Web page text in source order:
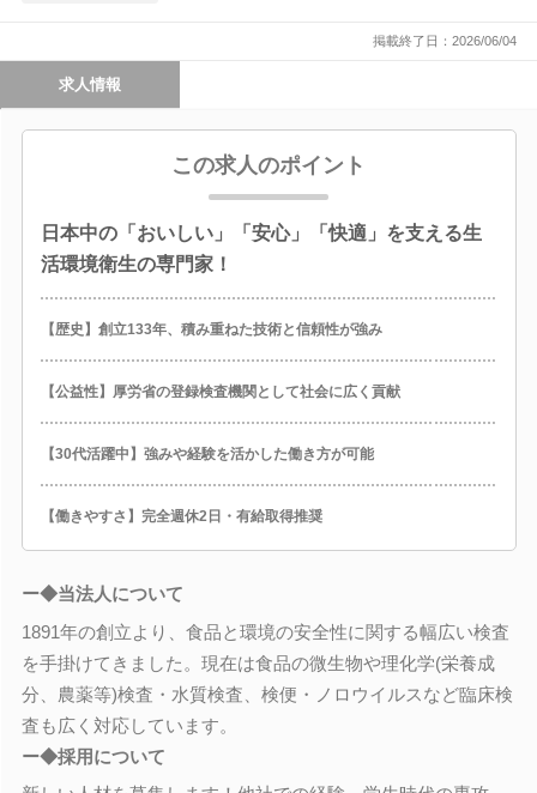
掲載終了日：2026/06/04
求人情報
この求人のポイント
日本中の「おいしい」「安心」「快適」を支える生
活環境衛生の専門家！
【歴史】創立133年、積み重ねた技術と信頼性が強み
【公益性】厚労省の登録検査機関として社会に広く貢献
【30代活躍中】強みや経験を活かした働き方が可能
【働きやすさ】完全週休2日・有給取得推奨
ー◆当法人について
1891年の創立より、食品と環境の安全性に関する幅広い検査
を手掛けてきました。現在は食品の微生物や理化学(栄養成
分、農薬等)検査・水質検査、検便・ノロウイルスなど臨床検
査も広く対応しています。
ー◆採用について